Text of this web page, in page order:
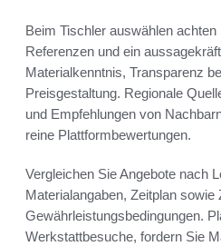
Beim Tischler auswählen
Referenzen und ein
Materialkenntnis, Transparenz
Preisgestaltung. Regionale
und Empfehlungen von
reine Plattformbewertungen.
Vergleichen Sie Angebote nach
Materialangaben, Zeitplan sowie
Gewährleistungsbedingungen.
Werkstattbesuche, fordern Sie